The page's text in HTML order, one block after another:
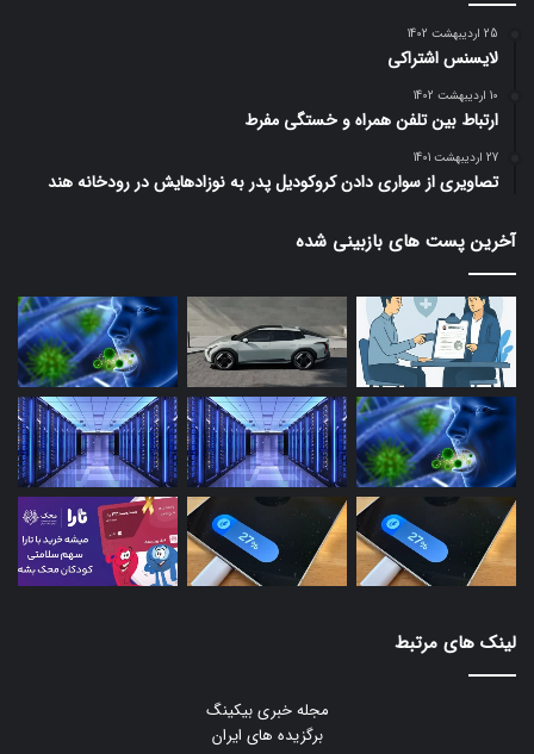
25 اردیبهشت 1402
لایسنس اشتراکی
10 اردیبهشت 1402
ارتباط بین تلفن همراه و خستگی مفرط
27 اردیبهشت 1401
تصاویری از سواری دادن کروکودیل پدر به نوزادهایش در رودخانه هند
آخرین پست های بازبینی شده
لینک های مرتبط
مجله خبری بیکینگ
برگزیده های ایران